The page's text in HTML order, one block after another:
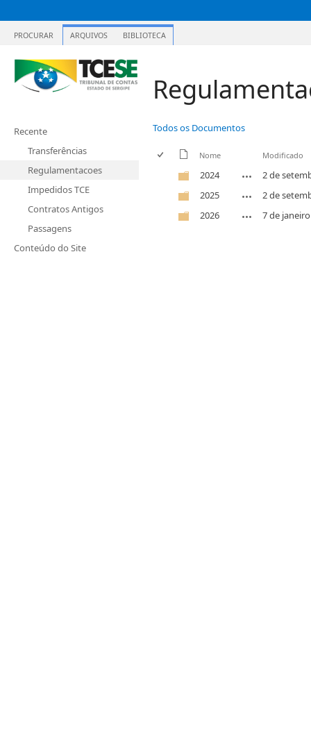
PROCURAR ARQUIVOS BIBLIOTECA
Recente
Transferências
Regulamentacoes
Impedidos TCE
Contratos Antigos
Passagens
Conteúdo do Site
Todos os Documentos
Nome Modificado
2024
2 de
2025
2 de
2026
7 de janeiro